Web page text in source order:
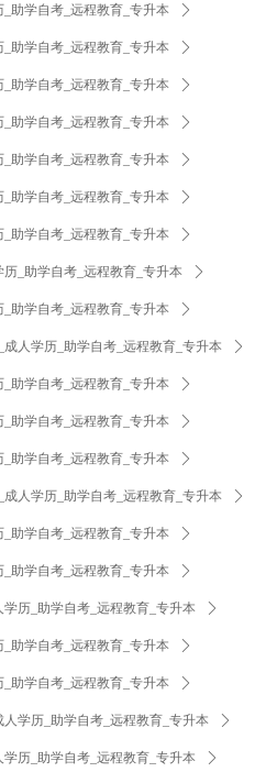
助学自考_远程教育_专升本 ꄲ
助学自考_远程教育_专升本 ꄲ
助学自考_远程教育_专升本 ꄲ
助学自考_远程教育_专升本 ꄲ
助学自考_远程教育_专升本 ꄲ
助学自考_远程教育_专升本 ꄲ
助学自考_远程教育_专升本 ꄲ
_助学自考_远程教育_专升本 ꄲ
助学自考_远程教育_专升本 ꄲ
人学历_助学自考_远程教育_专升本 ꄲ
助学自考_远程教育_专升本 ꄲ
助学自考_远程教育_专升本 ꄲ
助学自考_远程教育_专升本 ꄲ
人学历_助学自考_远程教育_专升本 ꄲ
助学自考_远程教育_专升本 ꄲ
助学自考_远程教育_专升本 ꄲ
历_助学自考_远程教育_专升本 ꄲ
助学自考_远程教育_专升本 ꄲ
助学自考_远程教育_专升本 ꄲ
学历_助学自考_远程教育_专升本 ꄲ
历_助学自考_远程教育_专升本 ꄲ